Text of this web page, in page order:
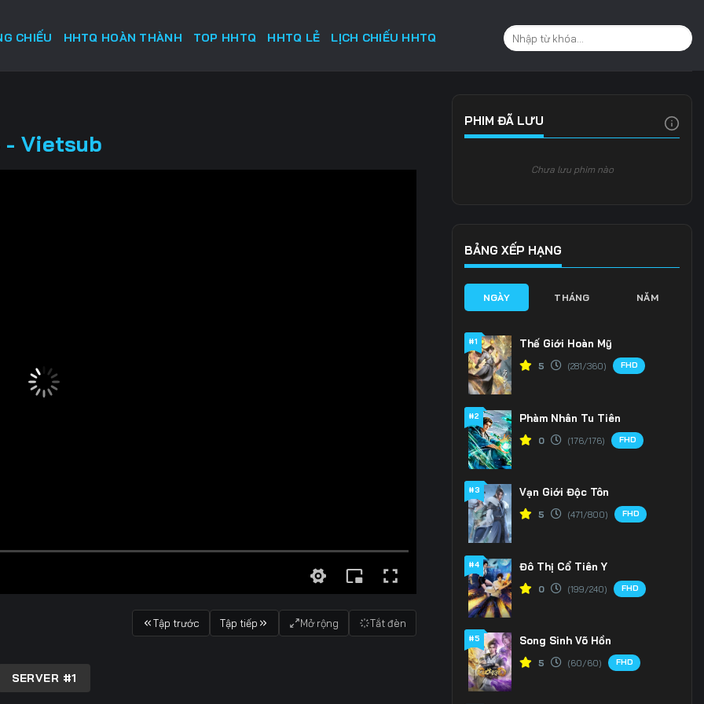
CHIẾU HHTQ HOÀN THÀNH TOP HHTQ HHTQ LẺ LỊCH CHIẾU HHTQ
- Vietsub
Tập trước Tập tiếp Mở rộng Tắt đèn
SERVER #1
PHIM ĐÃ LƯU
Chưa lưu phim nào
BẢNG XẾP HẠNG
NGÀY THÁNG NĂM
#1 Thế Giới Hoàn Mỹ
5 (281/360) FHD
#2 Phàm Nhân Tu Tiên
0 (176/176) FHD
#3 Vạn Giới Độc Tôn
5 (471/800) FHD
#4 Đô Thị Cổ Tiên Y
0 (199/240) FHD
#5 Song Sinh Võ Hồn
5 (60/60) FHD